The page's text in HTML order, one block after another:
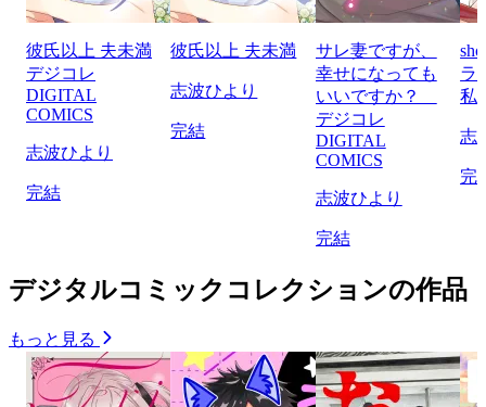
彼氏以上 夫未満
デジコレ
DIGITAL
COMICS
志波ひより
完結
彼氏以上 夫未満
志波ひより
完結
サレ妻ですが、
幸せになっても
いいですか？
デジコレ
DIGITAL
COMICS
志波ひより
完結
ラ
私
志
完
デジタルコミックコレクションの作品
もっと見る